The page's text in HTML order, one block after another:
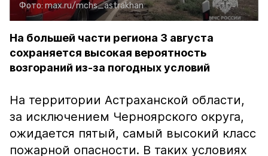
Фото: max.ru/mchs_astrakhan
На большей части региона 3 августа
сохраняется высокая вероятность
возгораний из-за погодных условий
На территории Астраханской области,
за исключением Черноярского округа,
ожидается пятый, самый высокий класс
пожарной опасности. В таких условиях